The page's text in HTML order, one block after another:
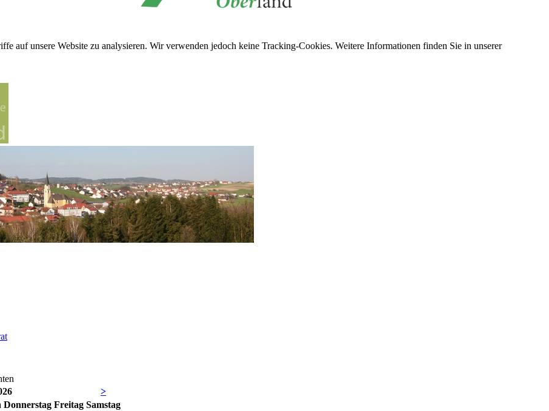
auf unsere Website zu analysieren. Wir verwenden jedoch keine Tracking-Cookies. Weitere Informationen finden Sie in unserer
>
Donnerstag Freitag Samstag